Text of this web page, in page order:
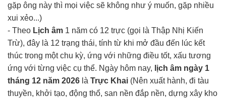
gặp ông này thì mọi việc sẽ không như ý muốn, gặp nhiều
xui xẻo...)
- Theo Lịch âm 1 năm có 12 trực (gọi là Thập Nhị Kiến
Trừ), đây là 12 trạng thái, tính từ khi mở đầu đến lúc kết
thúc trong một chu kỳ, ứng với những điều tốt, xấu tương
ứng với từng việc cụ thể. Ngày hôm nay, lịch âm ngày 1
tháng 12 năm 2026 là Trực Khai (Nên xuất hành, đi tàu
thuyền, khởi tạo, động thổ, san nền đắp nền, dựng xây kho